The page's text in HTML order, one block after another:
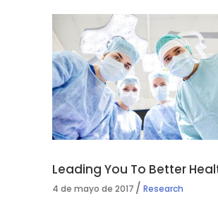
Leading You To Better
4 de mayo de 2017 Research